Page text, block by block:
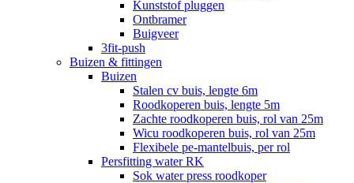
Kunststof pluggen
Ontbramer
Buigveer
3fit-push
Buizen & fittingen
Buizen
Stalen cv buis, lengte 6m
Roodkoperen buis, lengte 5m
Zachte roodkoperen buis, rol van 25m
Wicu roodkoperen buis, rol van 25m
Flexibele pe-mantelbuis, per rol
Persfitting water RK
Sok water press roodkoper